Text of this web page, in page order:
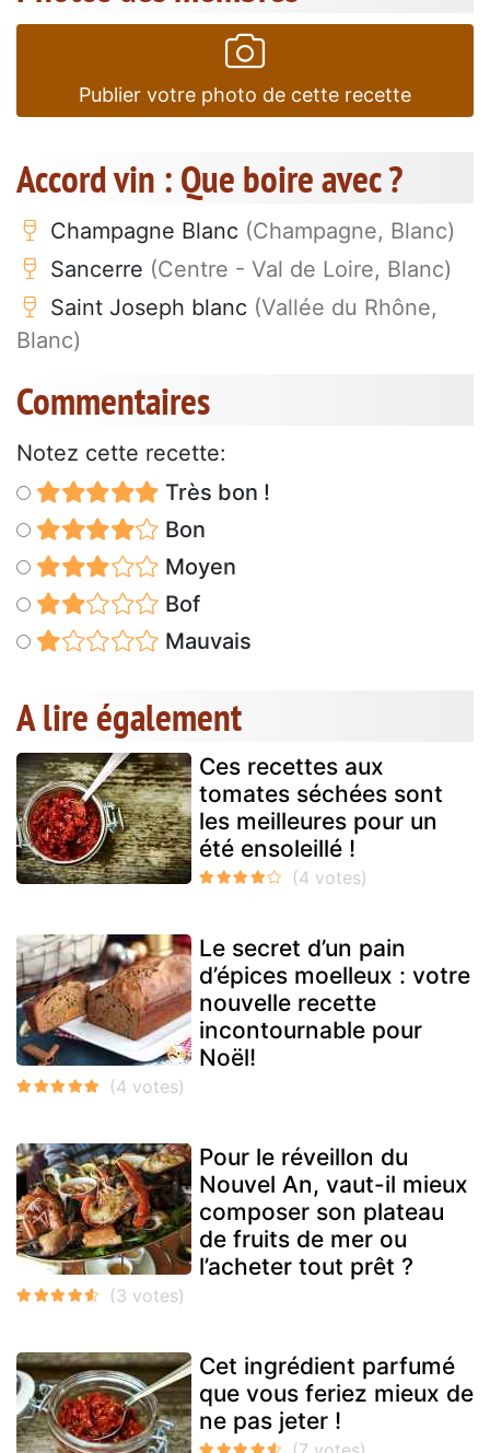
Publier votre photo de cette recette
Accord vin : Que boire avec ?
Champagne Blanc (Champagne, Blanc)
Sancerre (Centre - Val de Loire, Blanc)
Saint Joseph blanc (Vallée du Rhône,
Blanc)
Commentaires
Notez cette recette:
Très bon !
Bon
Moyen
Bof
Mauvais
A lire également
Ces recettes aux
tomates séchées sont
les meilleures pour un
été ensoleillé !
Le secret d’un pain
d’épices moelleux : votre
nouvelle recette
incontournable pour
Noël!
Pour le réveillon du
Nouvel An, vaut-il mieux
composer son plateau
de fruits de mer ou
l’acheter tout prêt ?
Cet ingrédient parfumé
que vous feriez mieux de
ne pas jeter !